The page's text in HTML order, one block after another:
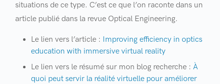
situations de ce type. C’est ce que l’on raconte dans un
article publié dans la revue Optical Engineering.
Le lien vers l’article : Improving efficiency in optics
education with immersive virtual reality
Le lien vers le résumé sur mon blog recherche :À
quoi peut servir la réalité virtuelle pour améliorer